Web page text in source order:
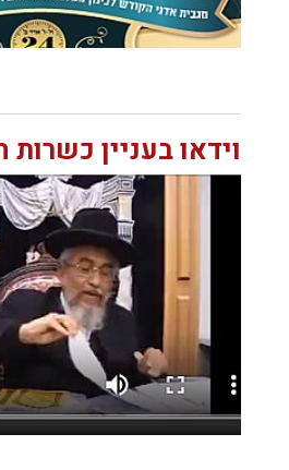
וידאו בעניין כשרות